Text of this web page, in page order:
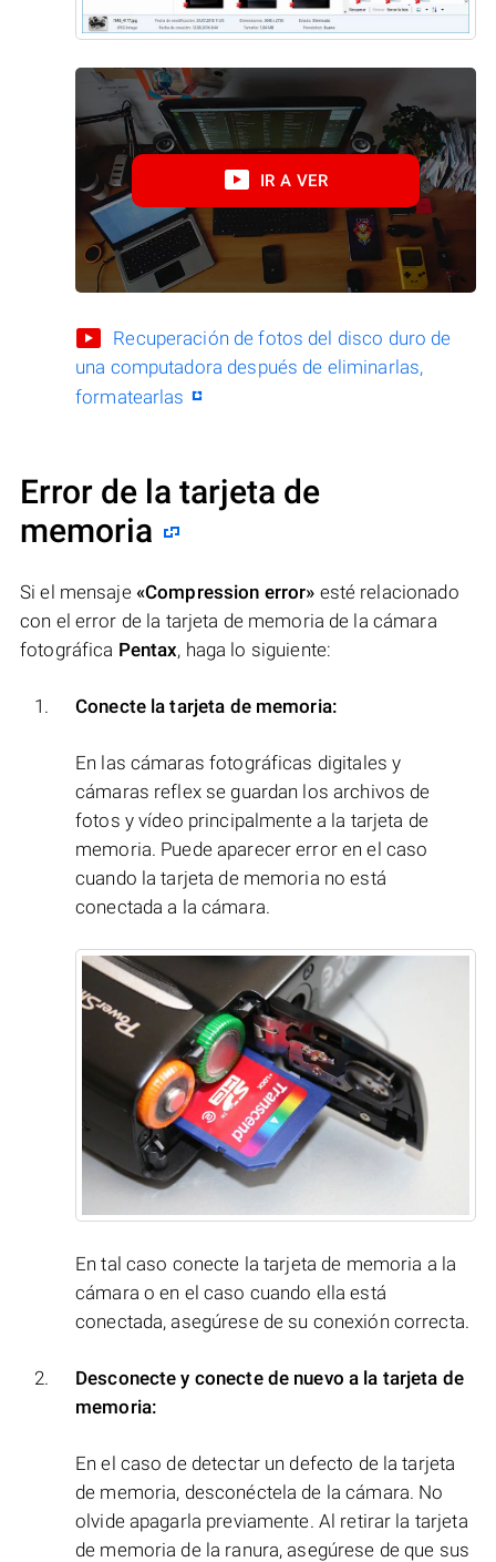
IR A VER
Recuperación de fotos del disco duro de
una computadora después de eliminarlas,
formatearlas
Error de la tarjeta de
memoria
Si el mensaje «Compression error» esté relacionado
con el error de la tarjeta de memoria de la cámara
fotográfica Pentax, haga lo siguiente:
Conecte la tarjeta de memoria:
En las cámaras fotográficas digitales y
cámaras reflex se guardan los archivos de
fotos y vídeo principalmente a la tarjeta de
memoria. Puede aparecer error en el caso
cuando la tarjeta de memoria no está
conectada a la cámara.
En tal caso conecte la tarjeta de memoria a la
cámara o en el caso cuando ella está
conectada, asegúrese de su conexión correcta.
Desconecte y conecte de nuevo a la tarjeta de
memoria:
En el caso de detectar un defecto de la tarjeta
de memoria, desconéctela de la cámara. No
olvide apagarla previamente. Al retirar la tarjeta
de memoria de la ranura, asegúrese de que sus